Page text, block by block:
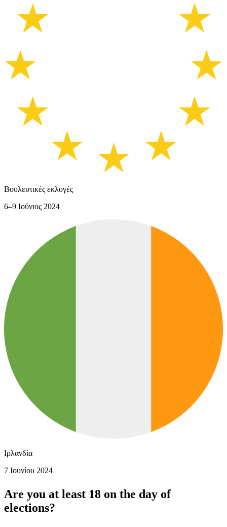
Βουλευτικές εκλογές
6–9 Ιούνιος 2024
Ιρλανδία
7 Ιουνίου 2024
Are you at least 18 on the day of
elections?